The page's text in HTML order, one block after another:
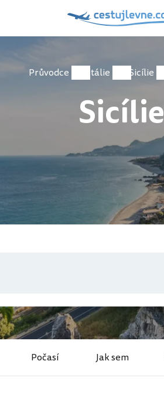
Průvodce Itálie Sicílie
Sicílie
Počasí Jak sem